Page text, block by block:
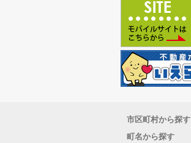
市区町村から探す
町名から探す